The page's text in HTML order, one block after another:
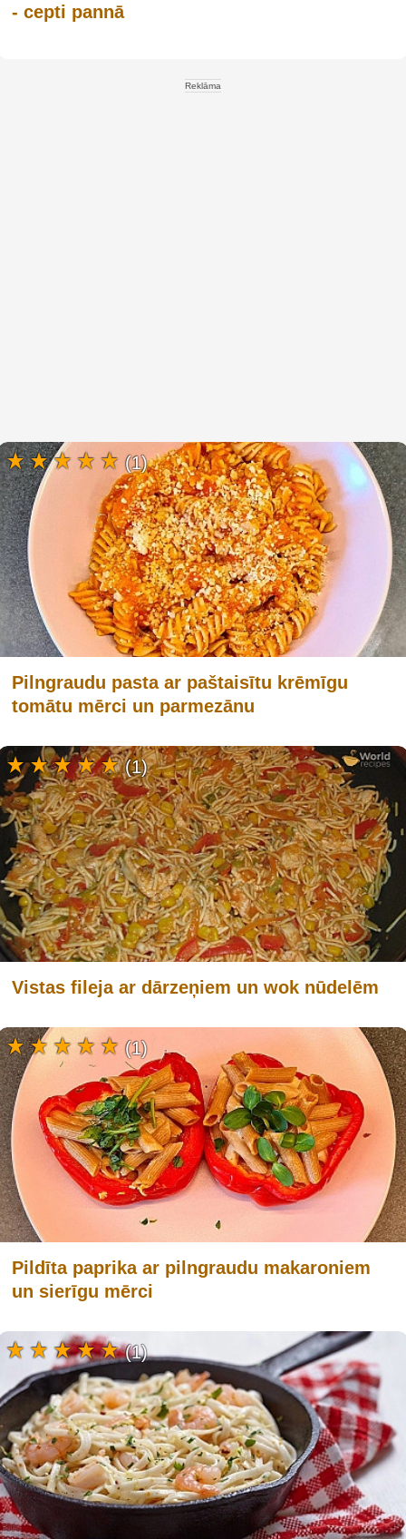
- cepti pannā
Reklāma
Pilngraudu pasta ar paštaisītu krēmīgu
tomātu mērci un parmezānu
(1)
Vistas fileja ar dārzeņiem un wok nūdelēm
(1)
Pildīta paprika ar pilngraudu makaroniem
un sierīgu mērci
(1)
(1)